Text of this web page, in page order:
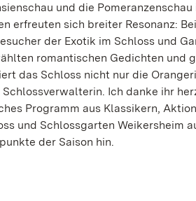
und die
sich breiter Resonanz:
der Exotik im Schloss und
romantischen Gedichten und
das Schloss nicht nur die
Ich danke ihr
Programm aus Klassikern,
und Schlossgarten Weikersheim
der Saison hin.